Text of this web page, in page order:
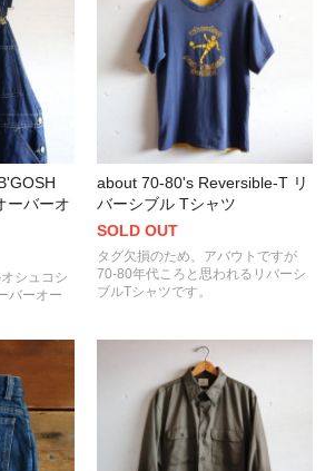
ーバーオ
シュコシ
バーオー
about 70-80's Reversible-T リ
バーシブル Tシャツ
SOLD OUT
タグ欠損のため、アバウトですが
70-80年代ころと思われるリバーシ
ブルTシャツです。